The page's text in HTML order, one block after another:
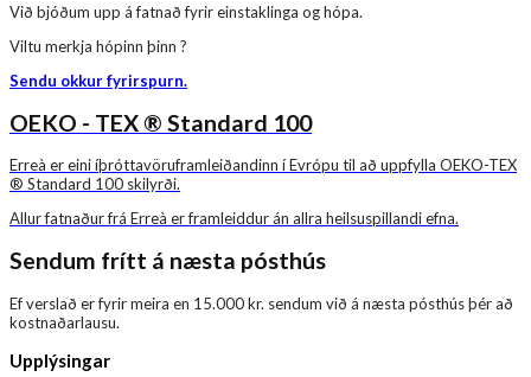
Við bjóðum upp á fatnað fyrir einstaklinga og hópa.
Viltu merkja hópinn þinn ?
Sendu okkur fyrirspurn.
OEKO - TEX ® Standard 100
Erreà er eini íþróttavöruframleiðandinn í Evrópu til að uppfylla OEKO-TEX
® Standard 100 skilyrði.
Allur fatnaður frá Erreà er framleiddur án allra heilsuspillandi efna.
Sendum frítt á næsta pósthús
Ef verslað er fyrir meira en 15.000 kr. sendum við á næsta pósthús þér að
kostnaðarlausu.
Upplýsingar